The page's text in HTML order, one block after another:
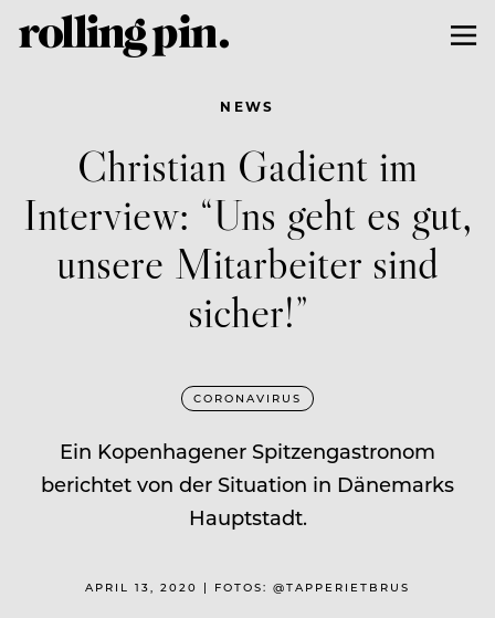
NEWS
Christian Gadient im
Interview: “Uns geht es gut,
unsere Mitarbeiter sind
sicher!”
CORONAVIRUS
Ein Kopenhagener Spitzengastronom
berichtet von der Situation in Dänemarks
Hauptstadt.
APRIL 13, 2020 | FOTOS: @TAPPERIETBRUS